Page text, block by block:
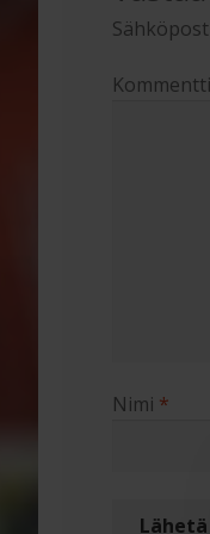
Kommentti
Nimi *